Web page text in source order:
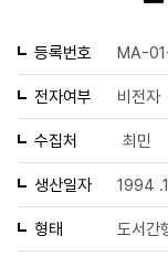
등록번호 MA-
전자여부 비전자
수집처 최민
생산일자 1994
형태 도서간